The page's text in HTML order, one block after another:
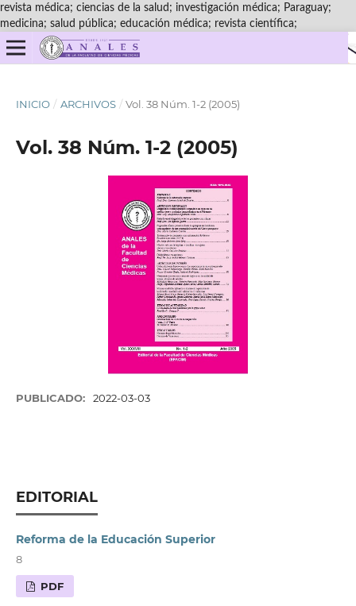
revista médica; ciencias de la salud; investigación médica; Paraguay;
medicina; salud pública; educación médica; revista científica;
INICIO / ARCHIVOS / Vol. 38 Núm. 1-2 (2005)
Vol. 38 Núm. 1-2 (2005)
PUBLICADO: 2022-03-03
EDITORIAL
Reforma de la Educación Superior
8
PDF